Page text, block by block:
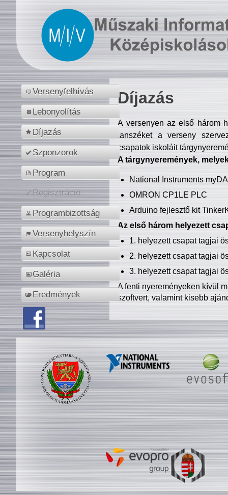
Versenyfelhívás
Lebonyolítás
Díjazás
Szponzorok
Program
Regisztráció
Programbizottság
Versenyhelyszín
Kapcsolat
Galéria
Eredmények
Díjazás
A versenyen az első három
tanszéket a verseny
csapatok iskoláit
A tárgynyeremények,
National Instruments
OMRON CP1LE PLC
Arduino fejlesztő kit
Az első három helyezett
1. helyezett csapat tagjai
2. helyezett csapat tagjai
3. helyezett csapat tagjai
A fenti nyereményeken kívül
szoftvert, valamint kisebb